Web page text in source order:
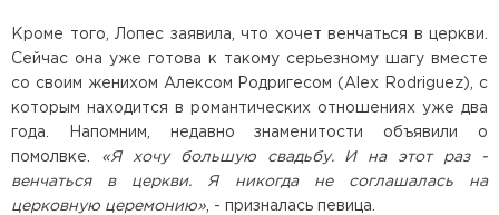
Кроме того, Лопес заявила, что хочет венчаться в церкви.
Сейчас она уже готова к такому серьезному шагу вместе
со своим женихом Алексом Родригесом (Alex Rodriguez), с
которым находится в романтических отношениях уже два
года. Напомним, недавно знаменитости объявили о
помолвке. «Я хочу большую свадьбу. И на этот раз -
венчаться в церкви. Я никогда не соглашалась на
церковную церемонию» , - призналась певица.